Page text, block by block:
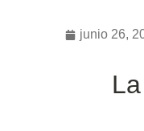
junio 26,